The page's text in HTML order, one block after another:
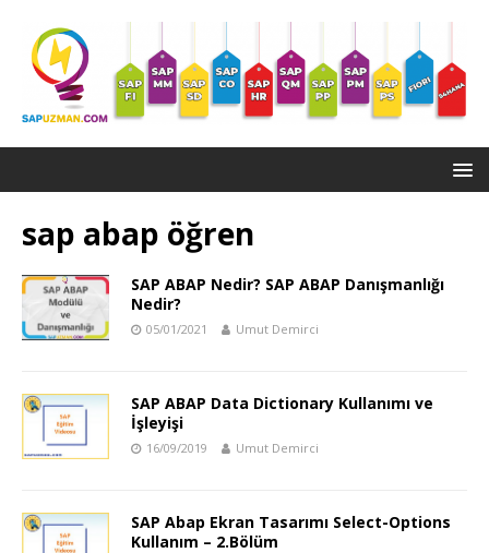
sap abap öğren
SAP ABAP Nedir? SAP ABAP Danışmanlığı
Nedir?
05/01/2021 Umut Demirci
SAP ABAP Data Dictionary Kullanımı ve
İşleyişi
16/09/2019 Umut Demirci
SAP Abap Ekran Tasarımı Select-Options
Kullanım – 2.Bölüm